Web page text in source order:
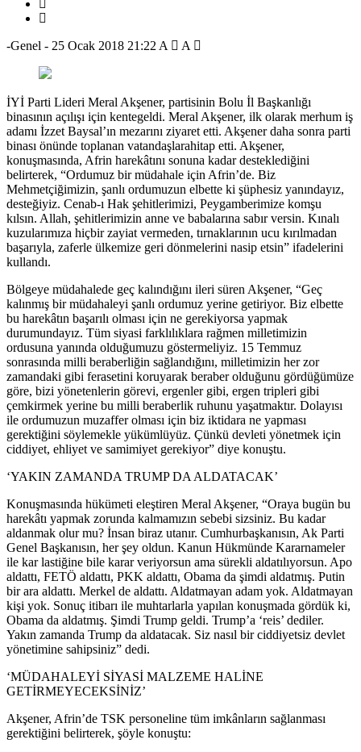
-Genel - 25 Ocak 2018 21:22 A A
İYİ Parti Lideri Meral Akşener, partisinin Bolu İl Başkanlığı
binasının açılışı için kentegeldi. Meral Akşener, ilk olarak merhum iş
adamı İzzet Baysal’ın mezarını ziyaret etti. Akşener daha sonra parti
binası önünde toplanan vatandaşlarahitap etti. Akşener,
konuşmasında, Afrin harekâtını sonuna kadar desteklediğini
belirterek, “Ordumuz bir müdahale için Afrin’de. Biz
Mehmetçiğimizin, şanlı ordumuzun elbette ki şüphesiz yanındayız,
desteğiyiz. Cenab-ı Hak şehitlerimizi, Peygamberimize komşu
kılsın. Allah, şehitlerimizin anne ve babalarına sabır versin. Kınalı
kuzularımıza hiçbir zayiat vermeden, tırnaklarının ucu kırılmadan
başarıyla, zaferle ülkemize geri dönmelerini nasip etsin” ifadelerini
kullandı.
Bölgeye müdahalede geç kalındığını ileri süren Akşener, “Geç
kalınmış bir müdahaleyi şanlı ordumuz yerine getiriyor. Biz elbette
bu harekâtın başarılı olması için ne gerekiyorsa yapmak
durumundayız. Tüm siyasi farklılıklara rağmen milletimizin
ordusuna yanında olduğumuzu göstermeliyiz. 15 Temmuz
sonrasında milli beraberliğin sağlandığını, milletimizin her zor
zamandaki gibi ferasetini koruyarak beraber olduğunu gördüğümüze
göre, bizi yönetenlerin görevi, ergenler gibi, ergen tripleri gibi
çemkirmek yerine bu milli beraberlik ruhunu yaşatmaktır. Dolayısı
ile ordumuzun muzaffer olması için biz iktidara ne yapması
gerektiğini söylemekle yükümlüyüz. Çünkü devleti yönetmek için
ciddiyet, ehliyet ve samimiyet gerekiyor” diye konuştu.
‘YAKIN ZAMANDA TRUMP DA ALDATACAK’
Konuşmasında hükümeti eleştiren Meral Akşener, “Oraya bugün bu
harekâtı yapmak zorunda kalmamızın sebebi sizsiniz. Bu kadar
aldanmak olur mu? İnsan biraz utanır. Cumhurbaşkanısın, Ak Parti
Genel Başkanısın, her şey oldun. Kanun Hükmünde Kararnameler
ile kar lastiğine bile karar veriyorsun ama sürekli aldatılıyorsun. Apo
aldattı, FETÖ aldattı, PKK aldattı, Obama da şimdi aldatmış. Putin
bir ara aldattı. Merkel de aldattı. Aldatmayan adam yok. Aldatmayan
kişi yok. Sonuç itibarı ile muhtarlarla yapılan konuşmada gördük ki,
Obama da aldatmış. Şimdi Trump geldi. Trump’a ‘reis’ dediler.
Yakın zamanda Trump da aldatacak. Siz nasıl bir ciddiyetsiz devlet
yönetimine sahipsiniz” dedi.
‘MÜDAHALEYİ SİYASİ MALZEME HALİNE
GETİRMEYECEKSİNİZ’
Akşener, Afrin’de TSK personeline tüm imkânların sağlanması
gerektiğini belirterek, şöyle konuştu: